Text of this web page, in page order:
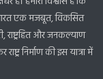
एक मजबूत, विकसित
राष्ट्रहित और जनकल्याण
निर्माण की इस यात्रा में